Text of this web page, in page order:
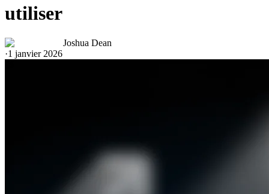
utiliser
Joshua Dean
·1 janvier 2026